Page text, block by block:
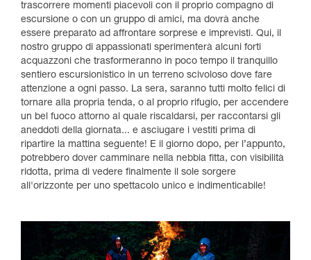
trascorrere momenti piacevoli con il proprio compagno di
escursione o con un gruppo di amici, ma dovrà anche
essere preparato ad affrontare sorprese e imprevisti. Qui, il
nostro gruppo di appassionati sperimenterà alcuni forti
acquazzoni che trasformeranno in poco tempo il tranquillo
sentiero escursionistico in un terreno scivoloso dove fare
attenzione a ogni passo. La sera, saranno tutti molto felici di
tornare alla propria tenda, o al proprio rifugio, per accendere
un bel fuoco attorno al quale riscaldarsi, per raccontarsi gli
aneddoti della giornata... e asciugare i vestiti prima di
ripartire la mattina seguente! E il giorno dopo, per l’appunto,
potrebbero dover camminare nella nebbia fitta, con visibilità
ridotta, prima di vedere finalmente il sole sorgere
all'orizzonte per uno spettacolo unico e indimenticabile!